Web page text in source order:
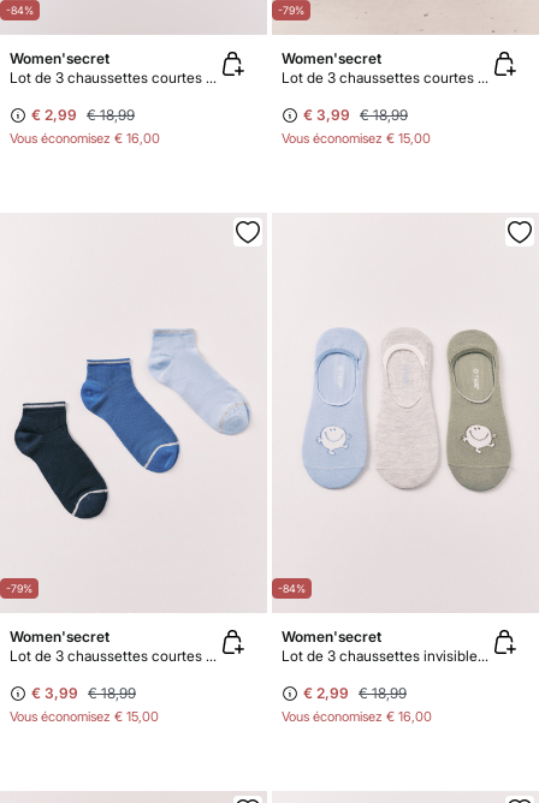
-84%
Women'secret
Lot de 3 chaussettes courtes imprimé rayures et palmiers
€ 2,99 € 18,99
Vous économisez € 16,00
-79%
Women'secret
Lot de 3 chaussettes courtes à rayures et "Hello Kitty"
€ 3,99 € 18,99
Vous économisez € 15,00
-79%
Women'secret
Lot de 3 chaussettes courtes en lurex bleu
€ 3,99 € 18,99
Vous économisez € 15,00
-84%
Women'secret
Lot de 3 chaussettes invisibles imprimé Mr.Men
€ 2,99 € 18,99
Vous économisez € 16,00